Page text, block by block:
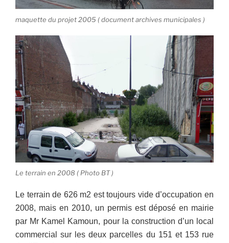
maquette du projet 2005 ( document archives municipales )
Le terrain en 2008 ( Photo BT )
Le terrain de 626 m2 est toujours vide d’occupation en
2008, mais en 2010, un permis est déposé en mairie
par Mr Kamel Kamoun, pour la construction d’un local
commercial sur les deux parcelles du 151 et 153 rue